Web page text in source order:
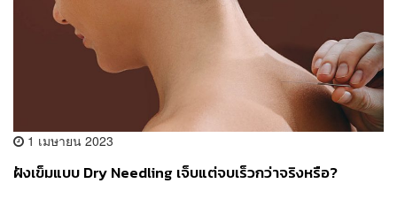
1 เมษายน 2023
ฝังเข็มแบบ Dry Needling เจ็บแต่จบเร็วกว่าจริงหรือ?